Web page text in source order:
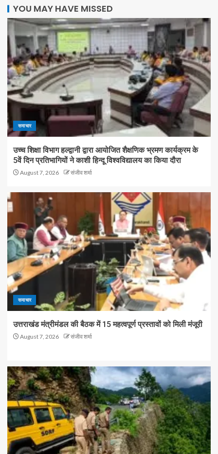
YOU MAY HAVE MISSED
समाचार
उच्च शिक्षा विभाग हल्द्वानी द्वारा आयोजित शैक्षणिक भ्रमण कार्यक्रम के
5वें दिन प्रतिभागियों ने काशी हिन्दू विश्वविद्यालय का किया दौरा
August 7, 2026 संजीव शर्मा
समाचार
उत्तराखंड मंत्रीमंडल की बैठक में 15 महत्वपूर्ण प्रस्तावों को मिली मंजूरी
August 7, 2026 संजीव शर्मा